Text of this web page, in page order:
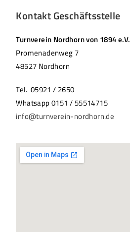
Kontakt Geschäftsstelle
Turnverein Nordhorn von 1894 e.V.
Promenadenweg 7
48527 Nordhorn
Tel. 05921 / 2650
Whatsapp 0151 / 55514715
info@turnverein-nordhorn.de